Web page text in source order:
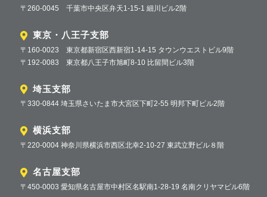
〒260-0045 千葉市中央区弁天1-15-1 細川ビル2階
東京・八王子支部
〒160-0023 東京都新宿区西新宿1-14-15 タウンウエストビル9階
〒192-0083 東京都八王子市旭町8-10 比留間ビル3階
埼玉支部
〒330-0844 埼玉県さいたま市大宮区下町2-55 明邦下町ビル2階
横浜支部
〒220-0004 神奈川県横浜市西区北幸2-10-27 東武立野ビル８階
名古屋支部
〒450-0003 愛知県名古屋市中村区名駅南1-28-19 名南クリヤマビル6階